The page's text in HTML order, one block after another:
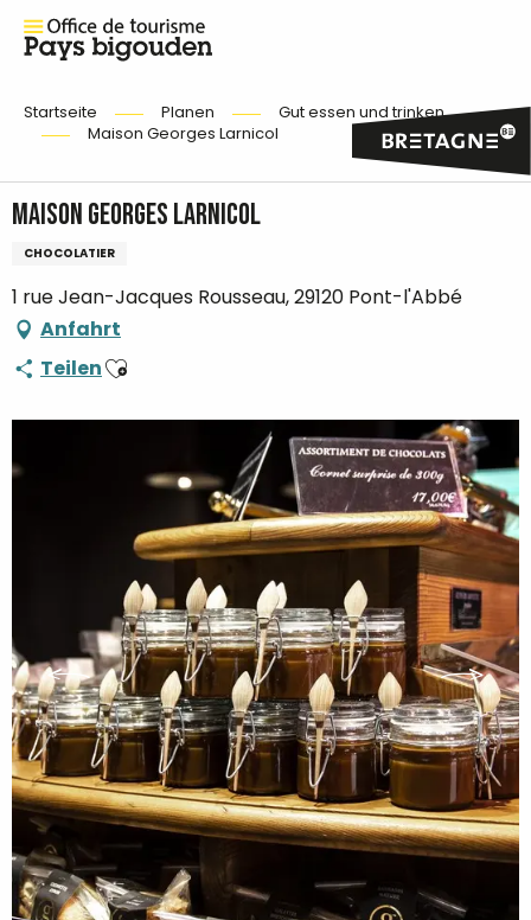
Startseite Planen
Gut essen und trinken
Maison Georges Larnicol
Maison Georges Larnicol
CHOCOLATIER
1 rue Jean-Jacques Rousseau, 29120 Pont-l'Abbé
Anfahrt
TeilenAjouter aux favoris